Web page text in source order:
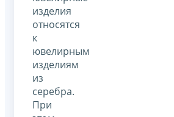
изделия
относятся
к
ювелирным
изделиям
из
серебра.
При